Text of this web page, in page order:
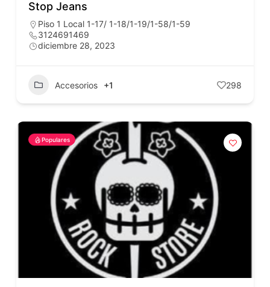
Stop Jeans
Piso 1 Local 1-17/ 1-18/1-19/1-58/1-59
3124691469
diciembre 28, 2023
Accesorios +1 298
Populares